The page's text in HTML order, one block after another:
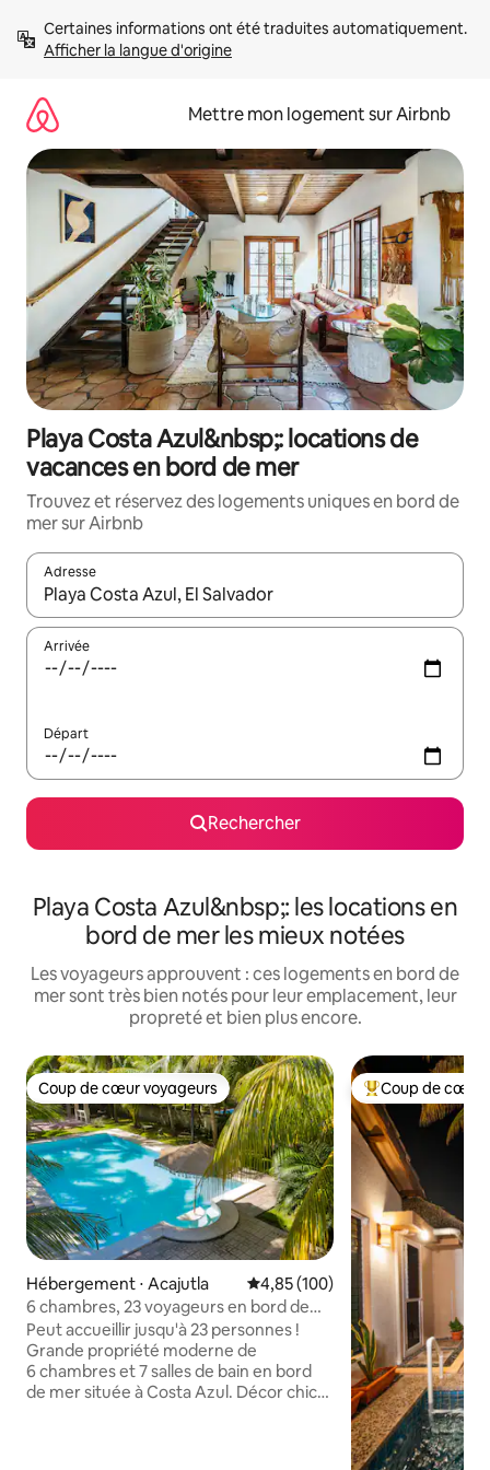
directement
Afficher la langue d'origine
Mettre mon logement sur Airbnb
Playa Costa Azul&nbsp;: locations de
vacances en bord de mer
Trouvez et réservez des logements uniques en bord de
mer sur Airbnb
Adresse
Lorsque les résultats s'affichent, utilisez les flèches vers le
Arrivée
Départ
Rechercher
Playa Costa Azul&nbsp;: les locations en
bord de mer les mieux notées
Les voyageurs approuvent : ces logements en bord de
mer sont très bien notés pour leur emplacement, leur
propreté et bien plus encore.
Coup de cœur voyageurs
Coup de cœur voyageurs
Hébergement ⋅ Acajutla Évaluation moyenne sur la
4,85 (100)
6 chambres, 23 voyageurs en bord de
mer avec piscine Playa Costa Azul
Peut accueillir jusqu'à 23 personnes !
Grande propriété moderne de
6 chambres et 7 salles de bain en bord
de mer située à Costa Azul. Décor chic
Coups de cœur
Coup de cœur